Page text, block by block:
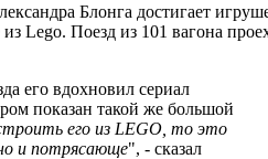
Блонга достигает
Lego. Поезд из 101 вагона
его вдохновил сериал
показан такой же большой
его из LEGO, то это
и потрясающе", - сказал